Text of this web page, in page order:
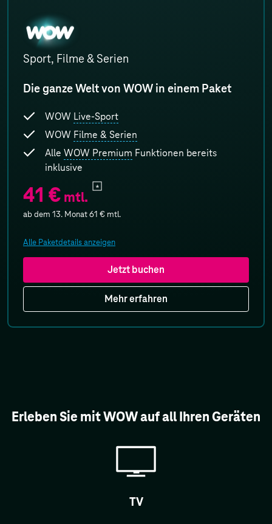
WOW
Sport, Filme & Serien
Die ganze Welt von WOW in einem Paket
WOW Live-Sport
WOW Filme & Serien
Alle WOW Premium Funktionen bereits
inklusive
41 € mtl.
ab dem 13. Monat61 € mtl.
Alle Paketdetails anzeigen
Jetzt buchen
Mehr erfahren
Erleben Sie mit WOW auf all Ihren Geräten
TV